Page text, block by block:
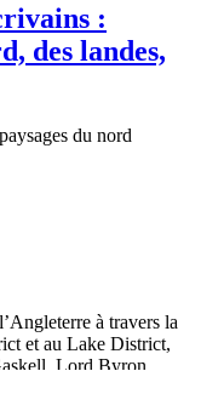
:
des landes,
du nord
à travers la
et au Lake District,
Lord Byron,